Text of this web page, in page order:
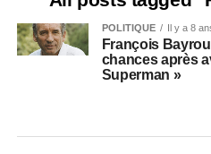
POLITIQUE Il y a 8
François
chances après
Superman »